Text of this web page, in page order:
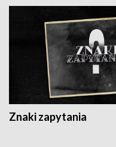
Znaki zapytania